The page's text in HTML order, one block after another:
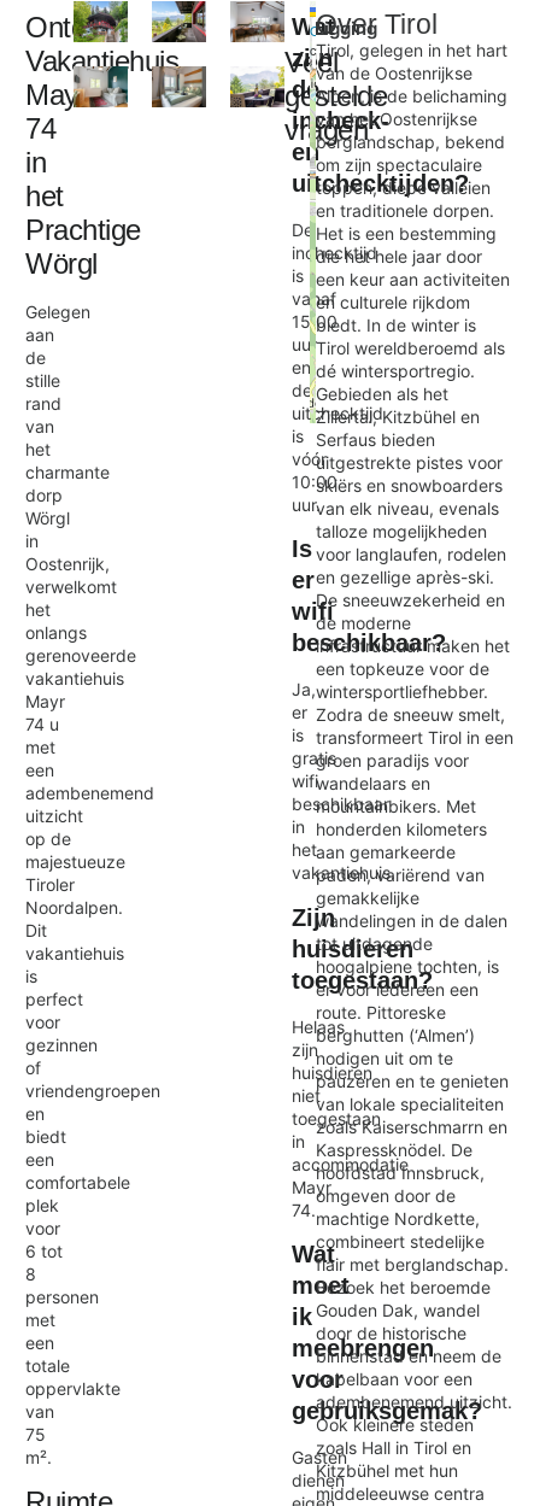
Ontdek
Vakantiehuis
Mayr
74
in
het
Prachtige
Wörgl
Gelegen
aan
de
stille
rand
van
het
charmante
dorp
Wörgl
in
Oostenrijk,
verwelkomt
het
onlangs
gerenoveerde
vakantiehuis
Mayr
74 u
met
een
adembenemend
uitzicht
op de
majestueuze
Tiroler
Noordalpen.
Dit
vakantiehuis
is
perfect
voor
gezinnen
of
vriendengroepen
en
biedt
een
comfortabele
plek
voor
6 tot
8
personen
met
een
totale
oppervlakte
van
75
m².
Veel
gestelde
vragen
Wat
zijn
de
incheck-
en
uitchecktijden?
De
inchecktijd
is
vanaf
15:00
uur
en
de
uitchecktijd
is
vóór
10:00
uur.
Is
er
wifi
beschikbaar?
Ja,
er
is
gratis
wifi
beschikbaar
in
het
vakantiehuis.
Zijn
huisdieren
toegestaan?
Helaas
zijn
huisdieren
niet
toegestaan
in
accommodatie
Mayr
74.
Wat
moet
ik
meebrengen
voor
gebruiksgemak?
Gasten
dienen
Ligging
Mayr 74
×
+
−
Leaflet
©
OpenStreetMap
contributors
Exit map
OverTirol
Tirol, gelegen in het hart
van de Oostenrijkse
Alpen, is de belichaming
van het Oostenrijkse
berglandschap, bekend
om zijn spectaculaire
toppen, diepe valleien
en traditionele dorpen.
Het is een bestemming
die het hele jaar door
een keur aan activiteiten
en culturele rijkdom
biedt. In de winter is
Tirol wereldberoemd als
dé wintersportregio.
Gebieden als het
Zillertal, Kitzbühel en
Serfaus bieden
uitgestrekte pistes voor
skiërs en snowboarders
van elk niveau, evenals
talloze mogelijkheden
voor langlaufen, rodelen
en gezellige après-ski.
De sneeuwzekerheid en
de moderne
infrastructuur maken het
een topkeuze voor de
wintersportliefhebber.
Zodra de sneeuw smelt,
transformeert Tirol in een
groen paradijs voor
wandelaars en
mountainbikers. Met
honderden kilometers
aan gemarkeerde
paden, variërend van
gemakkelijke
wandelingen in de dalen
tot uitdagende
hoogalpiene tochten, is
er voor iedereen een
route. Pittoreske
berghutten (‘Almen’)
nodigen uit om te
pauzeren en te genieten
van lokale specialiteiten
zoals Kaiserschmarrn en
Kaspressknödel. De
hoofdstad Innsbruck,
omgeven door de
machtige Nordkette,
combineert stedelijke
flair met berglandschap.
Bezoek het beroemde
Gouden Dak, wandel
door de historische
binnenstad en neem de
kabelbaan voor een
adembenemend uitzicht.
Ook kleinere steden
zoals Hall in Tirol en
Kitzbühel met hun
middeleeuwse centra